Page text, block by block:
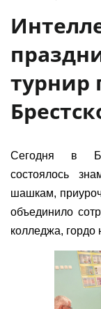
Сегодня в
состоялось
шашкам,
объединило
колледжа, гордо